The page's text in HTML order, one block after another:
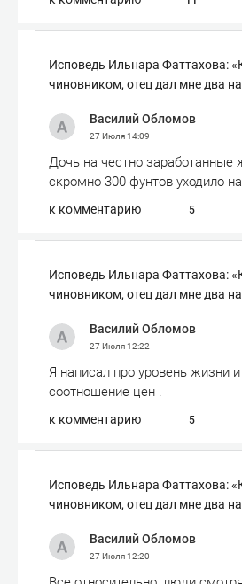
Исповедь Ильнара Фаттахова:
чиновником, отец дал мне два
Василий Обломов
27 Июля14:09
Дочь на честно заработанные
скромно 300 фунтов уходило
к комментарию 5
Исповедь Ильнара Фаттахова:
чиновником, отец дал мне два
Василий Обломов
27 Июля12:22
Я написал про уровень жизни и
соотношение цен .
к комментарию 5
Исповедь Ильнара Фаттахова:
чиновником, отец дал мне два
Василий Обломов
27 Июля12:20